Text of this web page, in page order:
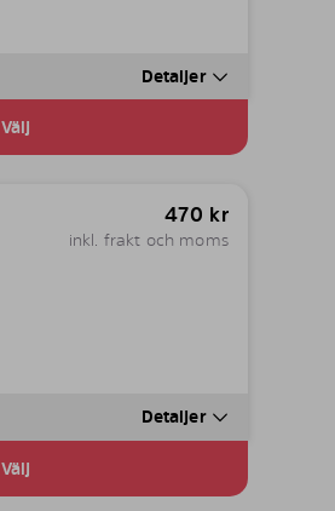
Detaljer
Välj
470 kr
inkl. frakt och moms
Detaljer
Välj